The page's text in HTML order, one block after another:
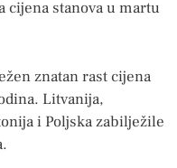
cijena stanova u martu
znatan rast cijena
Litvanija,
i Poljska zabilježile